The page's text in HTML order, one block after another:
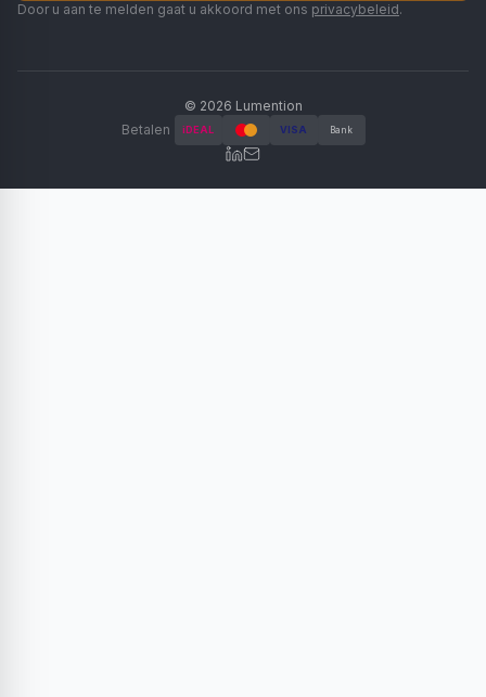
Door u aan te melden gaat u akkoord met ons privacybeleid.
© 2026 Lumention
Betalen
iDEAL VISA Bank